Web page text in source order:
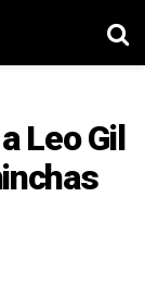
Leo Gil